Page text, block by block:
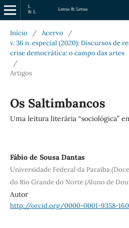
Início / Acervo
/
v. 36 n. especial (2020): Discursos de
crise democrática: o campo das artes
/
Artigos
Os Saltimbancos
Uma leitura literária “sociológica”
Fábio de Sousa Dantas
Universidade Federal da Paraíba
do Rio Grande do Norte (Aluno de
Autor
http://orcid.org/0000-0001-9358-